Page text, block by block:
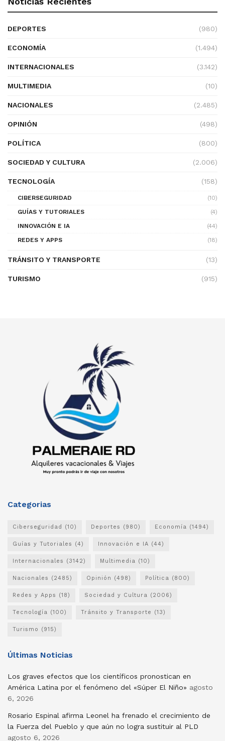
DEPORTES (980)
ECONOMÍA (1.494)
INTERNACIONALES (3.142)
MULTIMEDIA (10)
NACIONALES (2.485)
OPINIÓN (498)
POLÍTICA (800)
SOCIEDAD Y CULTURA (2.006)
TECNOLOGÍA (158)
CIBERSEGURIDAD
(10)
GUÍAS Y TUTORIALES
(4)
INNOVACIÓN E IA
(44)
REDES Y APPS
(18)
TRÁNSITO Y TRANSPORTE (13)
TURISMO (915)
Categorias
Ciberseguridad (10) Deportes (980) Economía (1494)
Guías y Tutoriales (4) Innovación e IA (44)
Internacionales (3142) Multimedia (10)
Nacionales (2485) Opinión (498) Política (800)
Redes y Apps (18) Sociedad y Cultura (2006)
Tecnología (100) Tránsito y Transporte (13)
Turismo (915)
Últimas Noticias
Los graves efectos que los científicos pronostican en
América Latina por el fenómeno del «Súper El Niño» agosto
6, 2026
Rosario Espinal afirma Leonel ha frenado el crecimiento de
la Fuerza del Pueblo y que aún no logra sustituir al PLD
agosto 6, 2026